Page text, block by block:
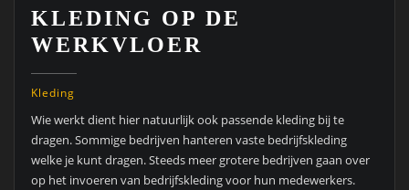
KLEDING OP DE
WERKVLOER
Kleding
Wie werkt dient hier natuurlijk ook passende kleding bij te
dragen. Sommige bedrijven hanteren vaste bedrijfskleding
welke je kunt dragen. Steeds meer grotere bedrijven gaan over
op het invoeren van bedrijfskleding voor hun medewerkers.